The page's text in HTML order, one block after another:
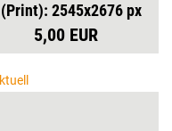
2545x2676 px
5,00 EUR